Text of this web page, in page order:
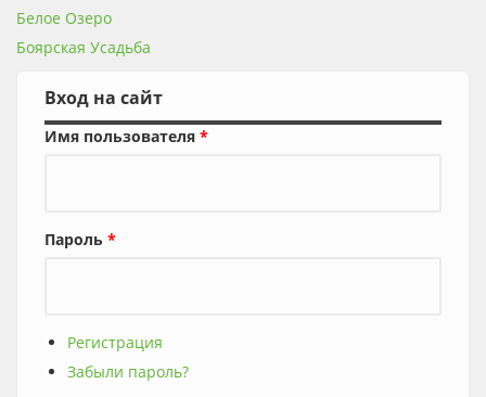
Белое Озеро
Боярская Усадьба
Вход на сайт
Имя пользователя *
Пароль *
Регистрация
Забыли пароль?